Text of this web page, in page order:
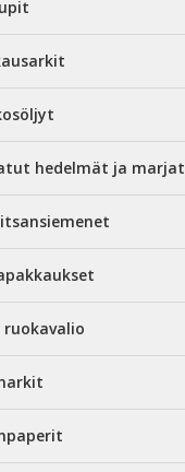
hedelmät ja marjat
ruokavalio